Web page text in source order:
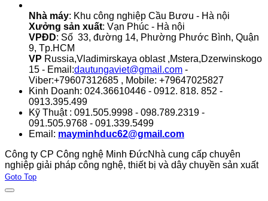
Nhà máy: Khu công nghiệp Cầu Bươu - Hà nội
Xưởng sản xuất: Vạn Phúc - Hà nội
VPĐD: Số 33, đường 14, Phường Phước Bình, Quận
9, Tp.HCM
VP Russia,Vladimirskaya oblast ,Mstera,Dzerwinskogo
15 - Email:dautungaviet@gmail.com -
Viber:+79607312685 , Mobile: +79647025827
Kinh Doanh: 024.36610446 - 0912. 818. 852 -
0913.395.499
Kỹ Thuật : 091.505.9998 - 098.789.2319 -
091.505.9768 - 091.339.5499
Email: mayminhduc62@gmail.com
Công ty CP Công nghệ Minh ĐứcNhà cung cấp chuyên
nghiệp giải pháp công nghệ, thiết bị và dây chuyền sản xuất
Joomla! 3 Templates
Goto Top